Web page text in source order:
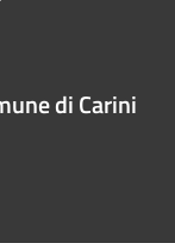
di Carini